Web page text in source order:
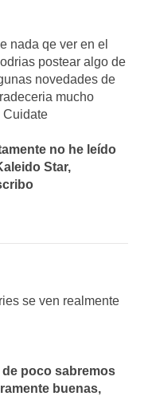
nada qe ver en el
postear algo de
novedades de
mucho
Cuidate
no he leído
Star,
se ven realmente
poco sabremos
buenas,